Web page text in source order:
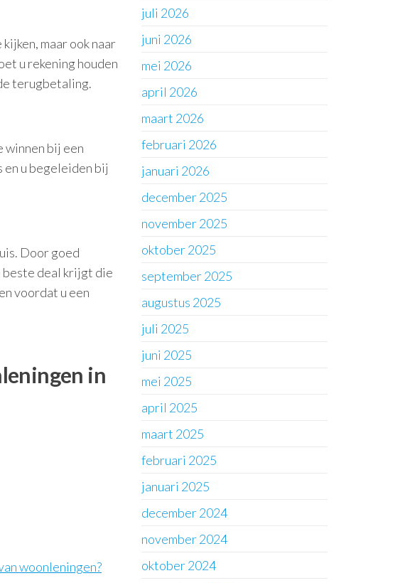
maar ook naar
u rekening houden
terugbetaling.
winnen bij een
u begeleiden bij
Door goed
beste deal krijgt die
voordat u een
in
woonleningen?
juli 2026
juni 2026
mei 2026
april 2026
maart 2026
februari 2026
januari 2026
december 2025
november 2025
oktober 2025
september 2025
augustus 2025
juli 2025
juni 2025
mei 2025
april 2025
maart 2025
februari 2025
januari 2025
december 2024
november 2024
oktober 2024